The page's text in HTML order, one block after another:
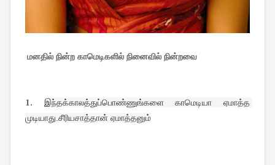
மனதில் நின்ற காமெடிகளில் நினைவில் நின்றவை
1.
இந்தக்காலத்துப்பொண்ணுங்களை காமெடியா ஏமாத்த
முடியாது.சீரியசாத்தான் ஏமாத்தனும்